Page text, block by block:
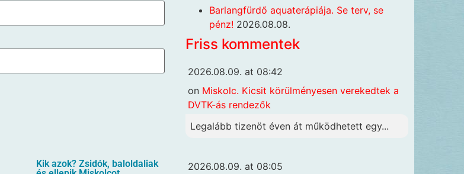
Kik azok? Zsidók, baloldaliak
Barlangfürdő aquaterápiája. Se terv, se
pénz! 2026.08.08.
Friss kommentek
2026.08.09. at 08:42
on Miskolc. Kicsit körülményesen verekedtek a
DVTK-ás rendezők
Legalább tizenöt éven át működhetett egy...
2026.08.09. at 08:05